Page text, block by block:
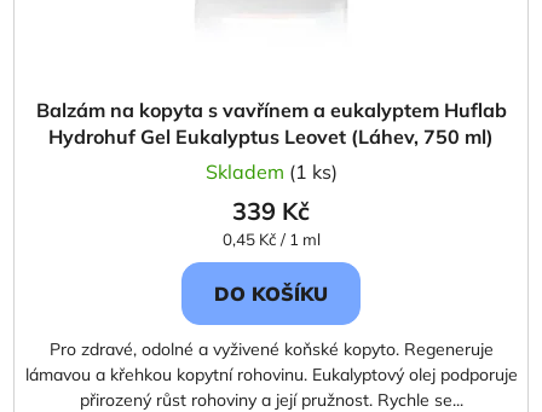
Balzám na kopyta s vavřínem a eukalyptem Huflab
Hydrohuf Gel Eukalyptus Leovet (Láhev, 750 ml)
Skladem (1 ks)
339 Kč
Měrná
cena:
0,45 Kč / 1 ml
DO KOŠÍKU
Pro zdravé, odolné a vyživené koňské kopyto. Regeneruje
lámavou a křehkou kopytní rohovinu. Eukalyptový olej podporuje
přirozený růst rohoviny a její pružnost. Rychle se...